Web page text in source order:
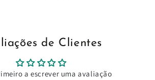
de Clientes
a escrever uma avaliação